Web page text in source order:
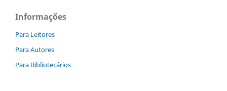
Informações
Para Leitores
Para Autores
Para Bibliotecários